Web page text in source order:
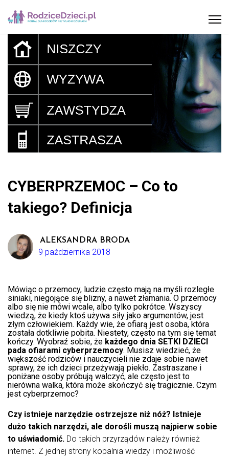
CYBERPRZEMOC – Co to
takiego? Definicja
ALEKSANDRA BRODA
9 października 2018
Mówiąc o przemocy, ludzie często mają na myśli rozległe
siniaki, niegojące się blizny, a nawet złamania. O przemocy
albo się nie mówi wcale, albo tylko pokrótce. Wszyscy
wiedzą, że kiedy ktoś używa siły jako argumentów, jest
złym człowiekiem. Każdy wie, że ofiarą jest osoba, która
została dotkliwie pobita. Niestety, często na tym się temat
kończy. Wyobraź sobie, że każdego dnia SETKI DZIECI
pada ofiarami cyberprzemocy. Musisz wiedzieć, że
większość rodziców i nauczycieli nie zdaje sobie nawet
sprawy, że ich dzieci przeżywają piekło. Zastraszane i
poniżane osoby próbują walczyć, ale często jest to
nierówna walka, która może skończyć się tragicznie. Czym
jest cyberprzemoc?
Czy istnieje narzędzie ostrzejsze niż nóż? Istnieje
dużo takich narzędzi, ale dorośli muszą najpierw sobie
to uświadomić. Do takich przyrządów należy również
internet. Z jednej strony kopalnia wiedzy i możliwość